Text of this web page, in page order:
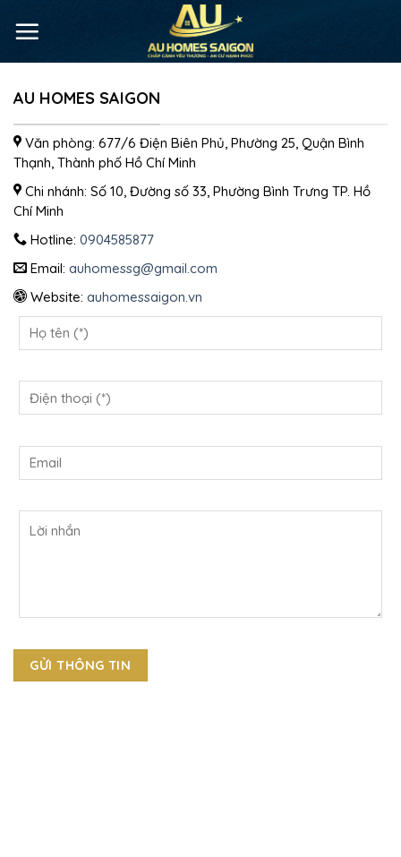
AU HOMES SAIGON
Văn phòng: 677/6 Điện Biên Phủ, Phường 25, Quận Bình
Thạnh, Thành phố Hồ Chí Minh
Chi nhánh: Số 10, Đường số 33, Phường Bình Trưng TP. Hồ
Chí Minh
Hotline: 0904585877
Email: auhomessg@gmail.com
Website: auhomessaigon.vn